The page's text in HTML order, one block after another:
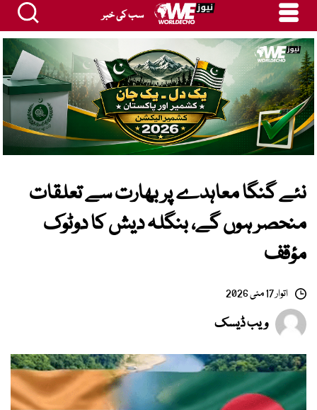
سب کی خبر
نئے گنگا معاہدے پر بھارت سے تعلقات
منحصر ہوں گے، بنگلہ دیش کا دوٹوک
مؤقف
اتوار 17 مئی 2026
ویب ڈیسک